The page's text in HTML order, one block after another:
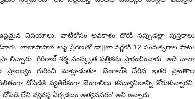
విషయాలు. వాటికోసం అవకాశం దొరికి నప్పుడల్లా పుస్తకాలు
బాబాసాహెబ్‌ ఆప్టే ప్రేరణతో డా||భా.వర్ణేకర్‌ 12 సంవత్సరాల పాటు
గిరిరాజ్‌ శర్మ సంస్కృత పత్రికను ప్రారంభించారు. అది చాలా
ప్రాబల్యం గురించి మాట్లాడుతూ ‘బెంగాల్‌కి చేరిన ఇతర ప్రాంతాల
దోపిడికి వ్యతిరేకంగా బెంగాలిలు కమ్యూనిజాన్ని కోరుకున్నారని,
లేని వ్యవస్థ ఏర్పడటం అత్యవసరం’ అని అన్నారు.